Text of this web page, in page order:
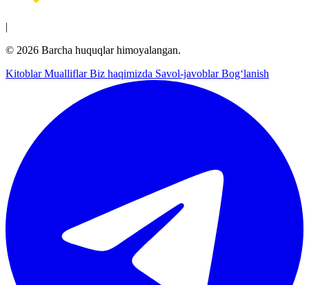
|
© 2026 Barcha huquqlar himoyalangan.
KitoblarMualliflarBiz haqimizda Savol-javoblarBog‘lanish